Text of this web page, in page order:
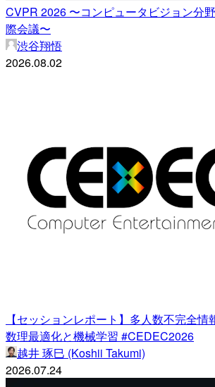
CVPR 2026 〜コンピュータビジョン分
際会議〜
渋谷翔悟
2026.08.02
【セッションレポート】多人数不完全
数理最適化と機械学習 #CEDEC2026
越井 琢巳 (Koshii Takumi)
2026.07.24